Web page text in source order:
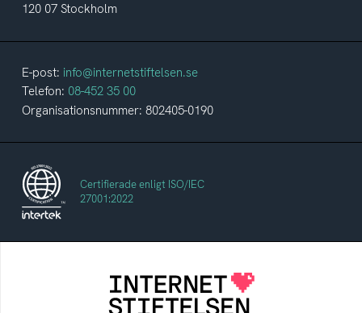
120 07 Stockholm
E-post: info@internetstiftelsen.se
Telefon: 08-452 35 00
Organisationsnummer: 802405-0190
Certifierade enligt ISO/IEC
27001:2022
Internetstiftelsen verkar för ett internet som
bidrar positivt till människan och samhället